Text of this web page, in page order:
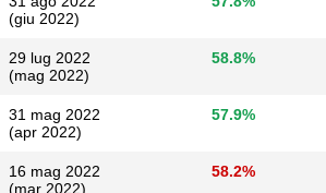
(giu 2022)
29 lug 2022
(mag 2022)
58.8%
31 mag 2022
(apr 2022)
57.9%
16 mag 2022
(mar 2022)
58.2%